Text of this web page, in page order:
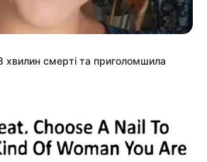
хвилин смерті та приголомшила